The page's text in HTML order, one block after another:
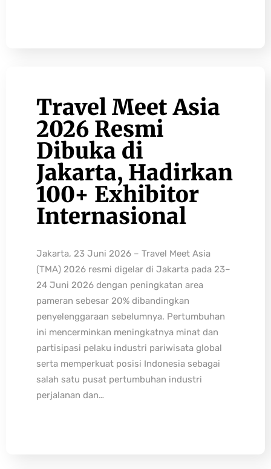
Travel Meet Asia
2026 Resmi
Dibuka di
Jakarta, Hadirkan
100+ Exhibitor
Internasional
Jakarta, 23 Juni 2026 – Travel Meet Asia
(TMA) 2026 resmi digelar di Jakarta pada 23–
24 Juni 2026 dengan peningkatan area
pameran sebesar 20% dibandingkan
penyelenggaraan sebelumnya. Pertumbuhan
ini mencerminkan meningkatnya minat dan
partisipasi pelaku industri pariwisata global
serta memperkuat posisi Indonesia sebagai
salah satu pusat pertumbuhan industri
perjalanan dan…